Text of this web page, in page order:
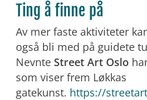
Ting å finne på
Av mer faste aktiviteter
også bli med på guidete
Nevnte Street Art Oslo
som viser frem Løkkas
gatekunst. https://